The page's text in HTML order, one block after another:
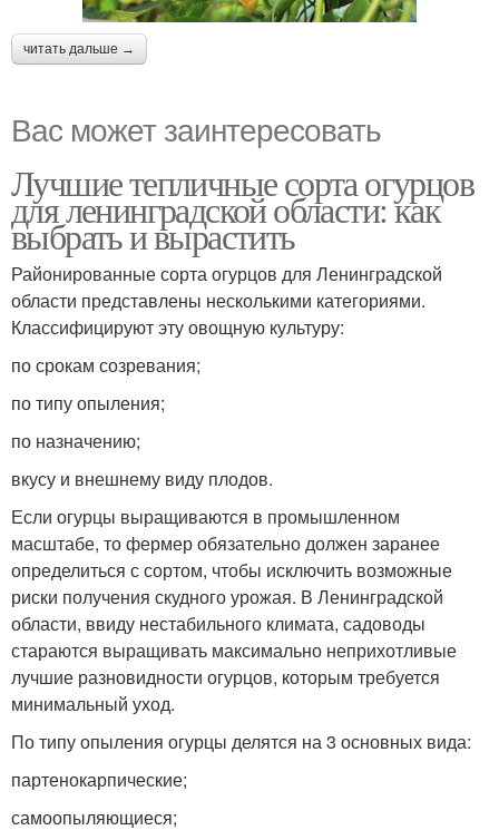
читать дальше →
Вас может заинтересовать
Лучшие тепличные сорта огурцов
для ленинградской области: как
выбрать и вырастить
Районированные сорта огурцов для Ленинградской
области представлены несколькими категориями.
Классифицируют эту овощную культуру:
по срокам созревания;
по типу опыления;
по назначению;
вкусу и внешнему виду плодов.
Если огурцы выращиваются в промышленном
масштабе, то фермер обязательно должен заранее
определиться с сортом, чтобы исключить возможные
риски получения скудного урожая. В Ленинградской
области, ввиду нестабильного климата, садоводы
стараются выращивать максимально неприхотливые
лучшие разновидности огурцов, которым требуется
минимальный уход.
По типу опыления огурцы делятся на 3 основных вида:
партенокарпические;
самоопыляющиеся;